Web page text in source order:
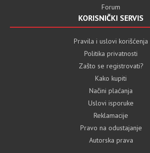
Forum
KORISNIČKI SERVIS
Pravila i uslovi korišćenja
Politika privatnosti
Zašto se registrovati?
Kako kupiti
Načini plaćanja
Uslovi isporuke
Reklamacije
Pravo na odustajanje
Autorska prava